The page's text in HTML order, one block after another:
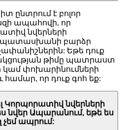
ընտրում է բոլոր
ապահովի, որ
նվերների
բարձր
Եթե դուք
թիմը պատրաստ
կամ փոխարինումների
համար, որ դուք գոհ եք:
Կորպորատիվ նվերների
նվեր Ապարանում, եթե ես
չեմ ապրում: